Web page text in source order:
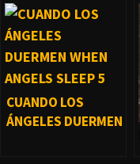
CUANDO LOS
ÁNGELES DUERMEN